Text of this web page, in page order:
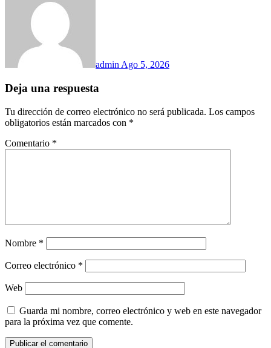
admin Ago 5, 2026
Deja una respuesta
Tu dirección de correo electrónico no será publicada. Los campos
obligatorios están marcados con *
Comentario *
Nombre *
Correo electrónico *
Web
Guarda mi nombre, correo electrónico y web en este navegador
para la próxima vez que comente.